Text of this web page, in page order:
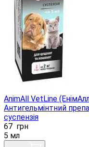
AnimAll VetLine
Антигельмінтний
суспензія
67 грн
5 мл